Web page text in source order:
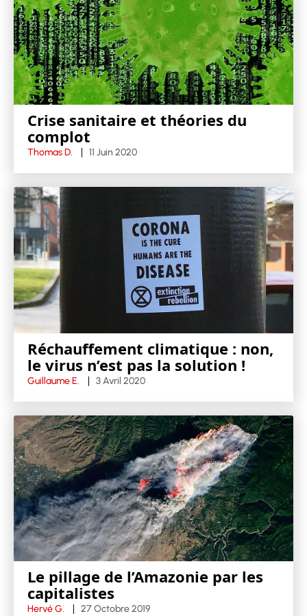
Crise sanitaire et théories du
complot
Thomas D. 11 Juin 2020
Réchauffement climatique : non,
le virus n’est pas la solution !
Guillaume E. 3 Avril 2020
Le pillage de l’Amazonie par les
capitalistes
Hervé G. 27 Octobre 2019